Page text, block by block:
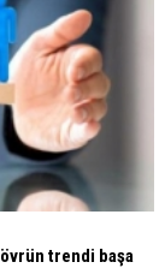
trendi başa